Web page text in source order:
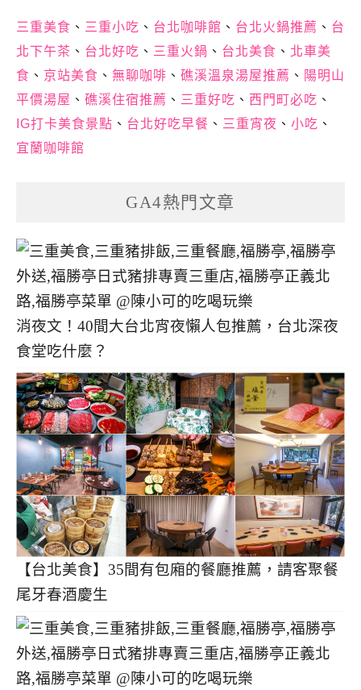
三重美食 、 三重小吃 、 台北咖啡館 、 台北火鍋推薦 、 台
北下午茶 、 台北好吃 、 三重火鍋 、 台北美食 、 北車美
食 、 京站美食 、 無聊咖啡 、 礁溪溫泉湯屋推薦 、 陽明山
平價湯屋 、 礁溪住宿推薦 、 三重好吃 、 西門町必吃 、
IG打卡美食景點 、 台北好吃早餐 、 三重宵夜 、 小吃 、
宜蘭咖啡館
GA4熱門文章
消夜文！40間大台北宵夜懶人包推薦，台北深夜
食堂吃什麼？
【台北美食】35間有包廂的餐廳推薦，請客聚餐
尾牙春酒慶生